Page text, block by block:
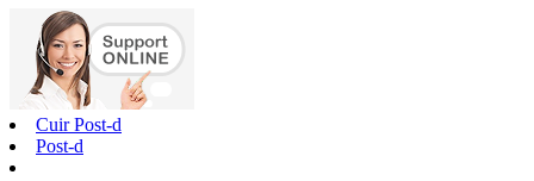
Cuir Post-d
Post-d